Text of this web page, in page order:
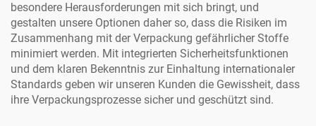
besondere Herausforderungen mit sich bringt, und
gestalten unsere Optionen daher so, dass die Risiken im
Zusammenhang mit der Verpackung gefährlicher Stoffe
minimiert werden. Mit integrierten Sicherheitsfunktionen
und dem klaren Bekenntnis zur Einhaltung internationaler
Standards geben wir unseren Kunden die Gewissheit, dass
ihre Verpackungsprozesse sicher und geschützt sind.